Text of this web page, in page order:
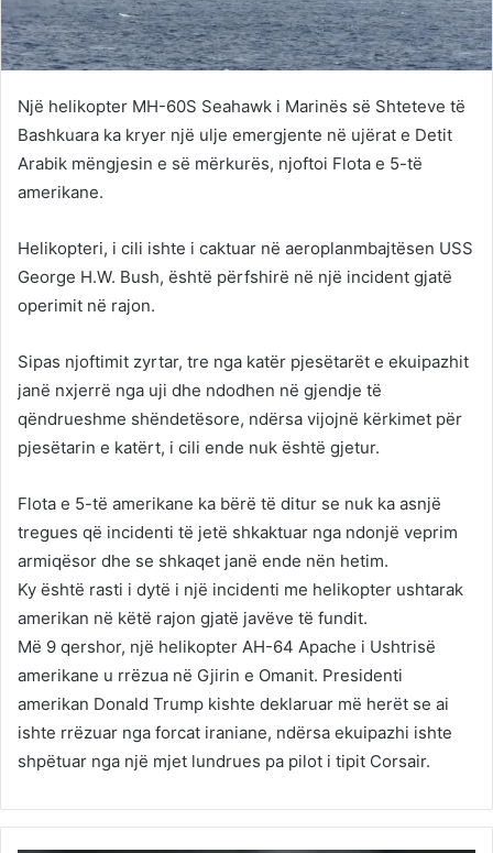
Një helikopter MH-60S Seahawk i Marinës së Shteteve të
Bashkuara ka kryer një ulje emergjente në ujërat e Detit
Arabik mëngjesin e së mërkurës, njoftoi Flota e 5-të
amerikane.
Helikopteri, i cili ishte i caktuar në aeroplanmbajtësen USS
George H.W. Bush, është përfshirë në një incident gjatë
operimit në rajon.
Sipas njoftimit zyrtar, tre nga katër pjesëtarët e ekuipazhit
janë nxjerrë nga uji dhe ndodhen në gjendje të
qëndrueshme shëndetësore, ndërsa vijojnë kërkimet për
pjesëtarin e katërt, i cili ende nuk është gjetur.
Flota e 5-të amerikane ka bërë të ditur se nuk ka asnjë
tregues që incidenti të jetë shkaktuar nga ndonjë veprim
armiqësor dhe se shkaqet janë ende nën hetim.
Ky është rasti i dytë i një incidenti me helikopter ushtarak
amerikan në këtë rajon gjatë javëve të fundit.
Më 9 qershor, një helikopter AH-64 Apache i Ushtrisë
amerikane u rrëzua në Gjirin e Omanit. Presidenti
amerikan Donald Trump kishte deklaruar më herët se ai
ishte rrëzuar nga forcat iraniane, ndërsa ekuipazhi ishte
shpëtuar nga një mjet lundrues pa pilot i tipit Corsair.